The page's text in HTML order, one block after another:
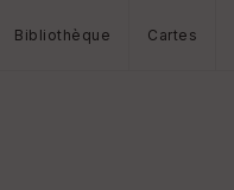
Bibliothèque Cartes